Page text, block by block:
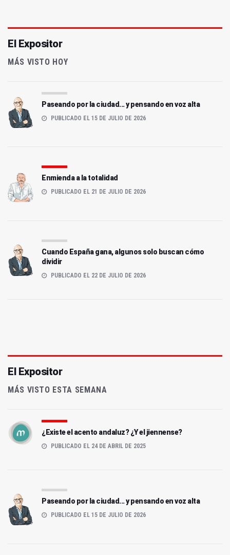
El Expositor
MÁS VISTO HOY
Paseando por la ciudad... y pensando en voz alta
PUBLICADO EL 15 DE JULIO DE 2026
Enmienda a la totalidad
PUBLICADO EL 21 DE JULIO DE 2026
Cuando España gana, algunos solo buscan cómo
dividir
PUBLICADO EL 22 DE JULIO DE 2026
El Expositor
MÁS VISTO ESTA SEMANA
¿Existe el acento andaluz? ¿Y el jiennense?
PUBLICADO EL 24 DE ABRIL DE 2025
Paseando por la ciudad... y pensando en voz alta
PUBLICADO EL 15 DE JULIO DE 2026